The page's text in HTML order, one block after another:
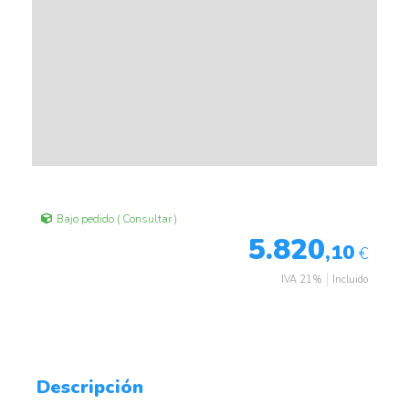
Bajo pedido ( Consultar )
5.820,10 €
IVA 21% Incluido
Descripción